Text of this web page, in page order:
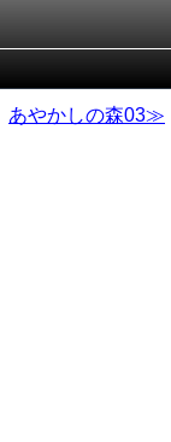
あやかしの森03